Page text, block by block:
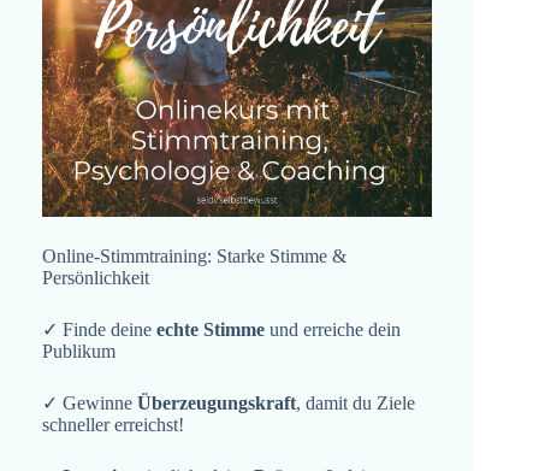
Online-Stimmtraining: Starke Stimme &
Persönlichkeit
✓ Finde deine echte Stimme und erreiche dein
Publikum
✓ Gewinne Überzeugungskraft, damit du Ziele
schneller erreichst!